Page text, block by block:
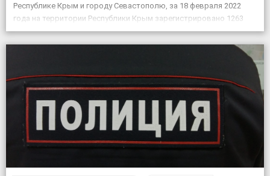
Республике Крым и городу Севастополю, за 18 февраля 2022
года на территории Республики Крым зарегистрировано 1263
случая новой коронавирусной инфекции, всего выявлено 151605
положительных на COVID-19», – по […]